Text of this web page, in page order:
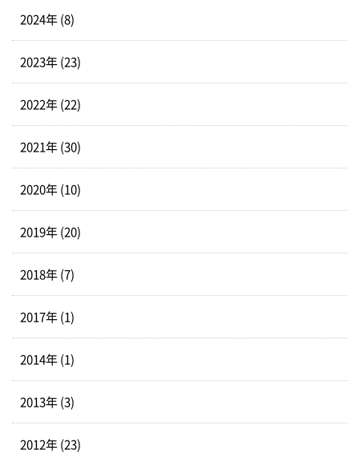
2024年 (8)
2023年 (23)
2022年 (22)
2021年 (30)
2020年 (10)
2019年 (20)
2018年 (7)
2017年 (1)
2014年 (1)
2013年 (3)
2012年 (23)